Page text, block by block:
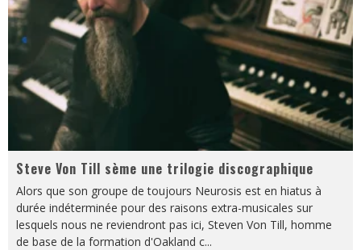
Steve Von Till sème une trilogie discographique
Alors que son groupe de toujours Neurosis est en hiatus à
durée indéterminée pour des raisons extra-musicales sur
lesquels nous ne reviendront pas ici, Steven Von Till, homme
de base de la formation d'Oakland c...